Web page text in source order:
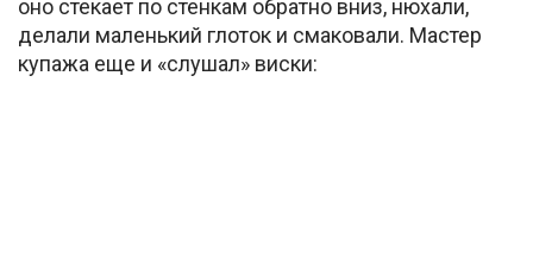
оно стекает по стенкам обратно вниз, нюхали,
делали маленький глоток и смаковали. Мастер
купажа еще и «слушал» виски: